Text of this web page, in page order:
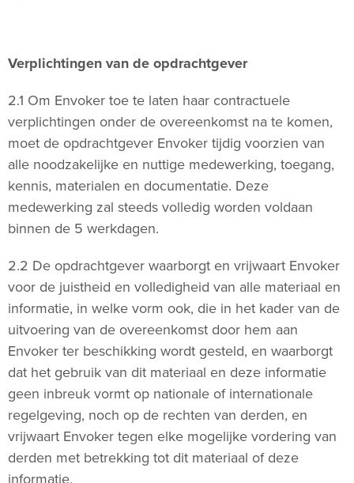
Verplichtingen van de opdrachtgever
2.1 Om Envoker toe te laten haar contractuele
verplichtingen onder de overeenkomst na te komen,
moet de opdrachtgever Envoker tijdig voorzien van
alle noodzakelijke en nuttige medewerking, toegang,
kennis, materialen en documentatie. Deze
medewerking zal steeds volledig worden voldaan
binnen de 5 werkdagen.
2.2 De opdrachtgever waarborgt en vrijwaart Envoker
voor de juistheid en volledigheid van alle materiaal en
informatie, in welke vorm ook, die in het kader van de
uitvoering van de overeenkomst door hem aan
Envoker ter beschikking wordt gesteld, en waarborgt
dat het gebruik van dit materiaal en deze informatie
geen inbreuk vormt op nationale of internationale
regelgeving, noch op de rechten van derden, en
vrijwaart Envoker tegen elke mogelijke vordering van
derden met betrekking tot dit materiaal of deze